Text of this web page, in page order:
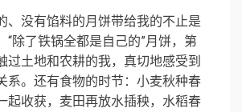
、没有馅料的月饼带给我的不止是
“除了铁锅全都是自己的”月饼，第
过土地和农耕的我，真切地感受到
系。还有食物的时节：小麦秋种春
起收获，麦田再放水插秧，水稻春